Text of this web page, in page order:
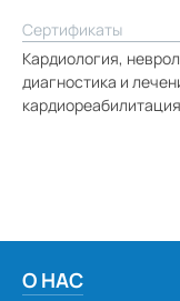
Сертификаты
Кардиология,
диагностика и
О НАС